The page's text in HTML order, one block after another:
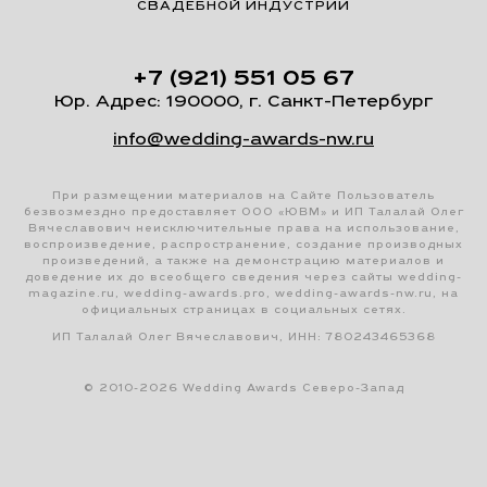
СВАДЕБНОЙ ИНДУСТРИИ
+7 (921) 551 05 67
Юр. Адрес: 190000, г. Санкт-Петербург
info@wedding-awards-nw.ru
При размещении материалов на Сайте Пользователь
безвозмездно предоставляет ООО «ЮВМ» и ИП Талалай Олег
Вячеславович неисключительные права на использование,
воспроизведение, распространение, создание производных
произведений, а также на демонстрацию материалов и
доведение их до всеобщего сведения через сайты wedding-
magazine.ru, wedding-awards.pro, wedding-awards-nw.ru, на
официальных страницах в социальных сетях.
ИП Талалай Олег Вячеславович, ИНН: 780243465368
© 2010-2026 Wedding Awards Северо-Запад